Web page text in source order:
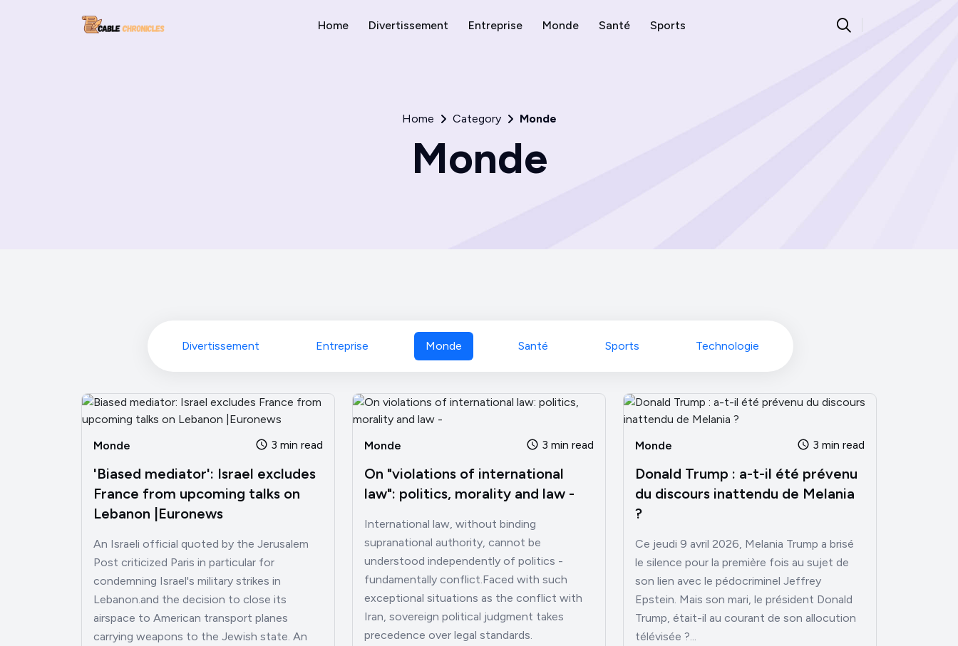
Home Divertissement Entreprise Monde Santé Sports
Home Category Monde
Monde
Divertissement Entreprise Monde Santé Sports Technologie
Monde 3 min read
'Biased mediator': Israel excludes
France from upcoming talks on
Lebanon |Euronews
An Israeli official quoted by the Jerusalem
Post criticized Paris in particular for
condemning Israel's military strikes in
Lebanon.and the decision to close its
airspace to American transport planes
carrying weapons to the Jewish state. An
Monde 3 min read
On "violations of international
law": politics, morality and law -
International law, without binding
supranational authority, cannot be
understood independently of politics -
fundamentally conflict.Faced with such
exceptional situations as the conflict with
Iran, sovereign political judgment takes
precedence over legal standards.
Monde 3 min read
Donald Trump : a-t-il été prévenu
du discours inattendu de Melania
?
Ce jeudi 9 avril 2026, Melania Trump a brisé
le silence pour la première fois au sujet de
son lien avec le pédocriminel Jeffrey
Epstein. Mais son mari, le président Donald
Trump, était-il au courant de son allocution
télévisée ?...